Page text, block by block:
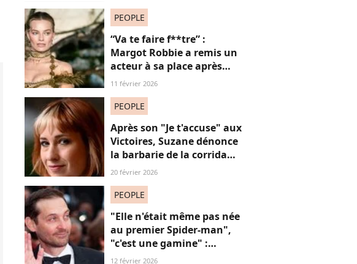
de 30 ans son aîné
PEOPLE
“Va te faire f**tre” :
Margot Robbie a remis un
acteur à sa place après
qu’il lui a conseillé de
11 février 2026
PEOPLE
Après son "Je t'accuse" aux
Victoires, Suzane dénonce
la barbarie de la corrida
avec cette reprise iconique
20 février 2026
PEOPLE
"Elle n'était même pas née
au premier Spider-man",
"c'est une gamine" :
l'apparition de cet acteur
12 février 2026